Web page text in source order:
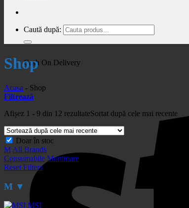
Cash On Delivery
Caută după:
Shop
Acasa - Shop
Filtrează
Afișez 1 - 9 din 12 rezultateSortat după cele mai recente
Doar în stoc
M All Brands
Consumabile Monitoare
Reset Filters
M ▼
MSI